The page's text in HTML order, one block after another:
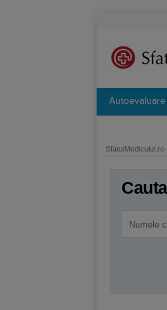
Autoevaluare
SfatulMedicului.ro